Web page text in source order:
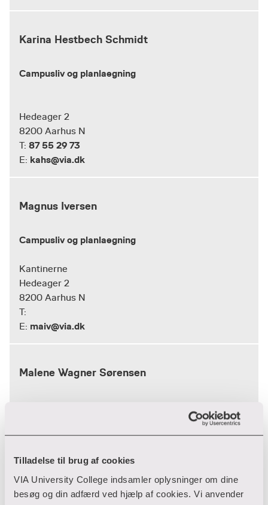
Tilladelse til brug af cookies
VIA University College indsamler oplysninger om dine
besøg og din adfærd ved hjælp af cookies. Vi anvender
Karina Hestbech Schmidt
Campusliv og planlaegning
Hedeager 2
8200 Aarhus N
T: 87 55 29 73
E: kahs@via.dk
Magnus Iversen
Campusliv og planlaegning
Kantinerne
Hedeager 2
8200 Aarhus N
T:
E: maiv@via.dk
Malene Wagner Sørensen
Kantinerne
8200 Aarhus N
T: 87 55 08 02
E:mws@via.dk